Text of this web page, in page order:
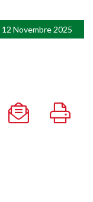
12 Novembre 2025